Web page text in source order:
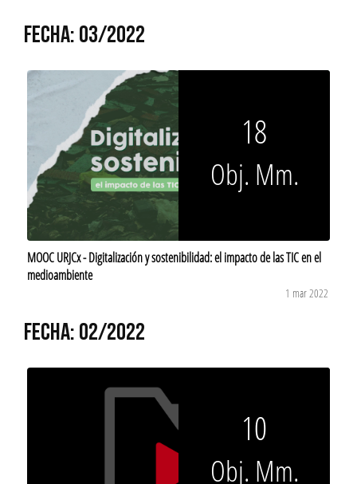
FECHA: 03/2022
18
Obj. Mm.
MOOC URJCx - Digitalización y sostenibilidad: el impacto de las TIC en el
medioambiente
1 mar 2022
FECHA: 02/2022
10
Obj. Mm.